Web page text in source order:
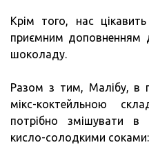
Крім того, нас
приємним доповненням
шоколаду.
Разом з тим, Малібу, в
мікс-коктейльною
потрібно змішувати в
кисло-солодкими